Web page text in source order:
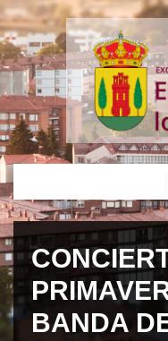
BANDA